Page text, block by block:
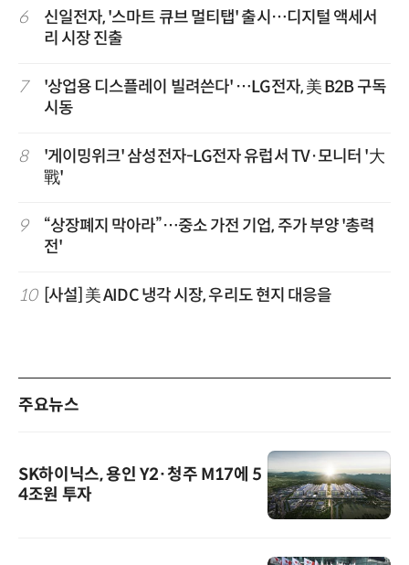
6
신일전자, '스마트 큐브 멀티탭' 출시…디지털 액세서
리 시장 진출
7
'상업용 디스플레이 빌려쓴다' …LG전자, 美 B2B 구독
시동
8
'게이밍위크' 삼성전자-LG전자 유럽서 TV·모니터 '大
戰'
9
“상장폐지 막아라”…중소 가전 기업, 주가 부양 '총력
전'
10 [사설] 美 AIDC 냉각 시장, 우리도 현지 대응을
주요뉴스
SK하이닉스, 용인 Y2·청주 M17에 5
4조원 투자